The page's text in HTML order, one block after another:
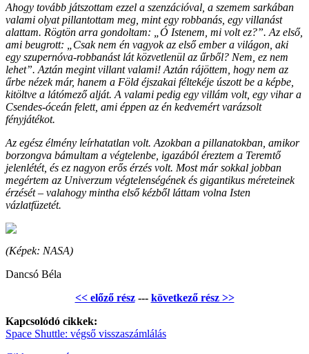
Ahogy tovább játszottam ezzel a szenzációval, a szemem sarkában
valami olyat pillantottam meg, mint egy robbanás, egy villanást
alattam. Rögtön arra gondoltam: „Ó Istenem, mi volt ez?”. Az első,
ami beugrott: „Csak nem én vagyok az első ember a világon, aki
egy szupernóva-robbanást lát közvetlenül az űrből? Nem, ez nem
lehet”. Aztán megint villant valami! Aztán rájöttem, hogy nem az
űrbe nézek már, hanem a Föld éjszakai féltekéje úszott be a képbe,
kitöltve a látómező alját. A valami pedig egy villám volt, egy vihar a
Csendes-óceán felett, ami éppen az én kedvemért varázsolt
fényjátékot.
Az egész élmény leírhatatlan volt. Azokban a pillanatokban, amikor
borzongva bámultam a végtelenbe, igazából éreztem a Teremtő
jelenlétét, és ez nagyon erős érzés volt. Most már sokkal jobban
megértem az Univerzum végtelenségének és gigantikus méreteinek
érzését – valahogy mintha első kézből láttam volna Isten
vázlatfüzetét.
(Képek: NASA)
Dancsó Béla
<< előző rész--- következő rész >>
Kapcsolódó cikkek:
Space Shuttle: végső visszaszámlálás